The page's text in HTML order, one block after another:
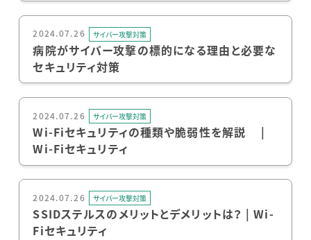
2024.07.26 サイバー攻撃対策
病院がサイバー攻撃の標的になる理由と必要な
セキュリティ対策
2024.07.26 サイバー攻撃対策
Wi-Fiセキュリティの種類や脆弱性を解説 |
Wi-Fiセキュリティ
2024.07.26 サイバー攻撃対策
SSIDステルスのメリットとデメリットは？ | Wi-
Fiセキュリティ